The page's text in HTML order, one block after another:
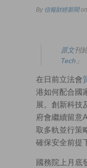
By 信報財經新聞
原文刊
Tech 」
在日前立法會
港如何配合國
展。創新科技
府會繼續留意
取多軌並行策
確保安全前提
國務院上月底